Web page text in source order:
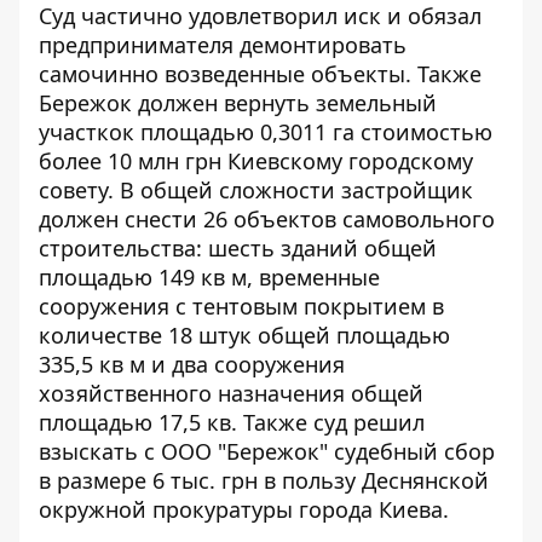
Суд частично удовлетворил иск и обязал
предпринимателя демонтировать
самочинно возведенные объекты. Также
Бережок должен вернуть земельный
участкок площадью 0,3011 га стоимостью
более 10 млн грн Киевскому городскому
совету. В общей сложности застройщик
должен снести 26 объектов самовольного
строительства: шесть зданий общей
площадью 149 кв м, временные
сооружения с тентовым покрытием в
количестве 18 штук общей площадью
335,5 кв м и два сооружения
хозяйственного назначения общей
площадью 17,5 кв. Также суд решил
взыскать с ООО "Бережок" судебный сбор
в размере 6 тыс. грн в пользу Деснянской
окружной прокуратуры города Киева.